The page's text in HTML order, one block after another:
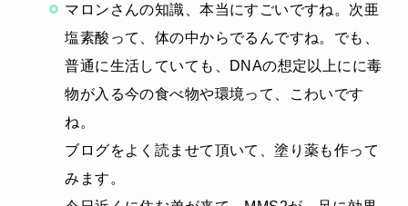
マロンさんの知識、本当にすごいですね。次亜
塩素酸って、体の中からでるんですね。でも、
普通に生活していても、DNAの想定以上にに毒
物が入る今の食べ物や環境って、こわいです
ね。
ブログをよく読ませて頂いて、塗り薬も作って
みます。